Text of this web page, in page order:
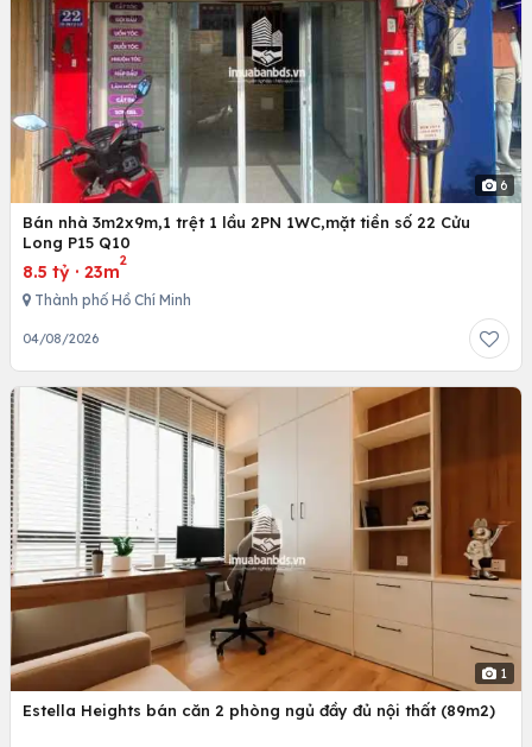
6
Bán nhà 3m2x9m,1 trệt 1 lầu 2PN 1WC,mặt tiền số 22 Cửu
Long P15 Q10
8.5 tỷ · 23m
2
Thành phố Hồ Chí Minh
04/08/2026
1
Estella Heights bán căn 2 phòng ngủ đầy đủ nội thất (89m2)